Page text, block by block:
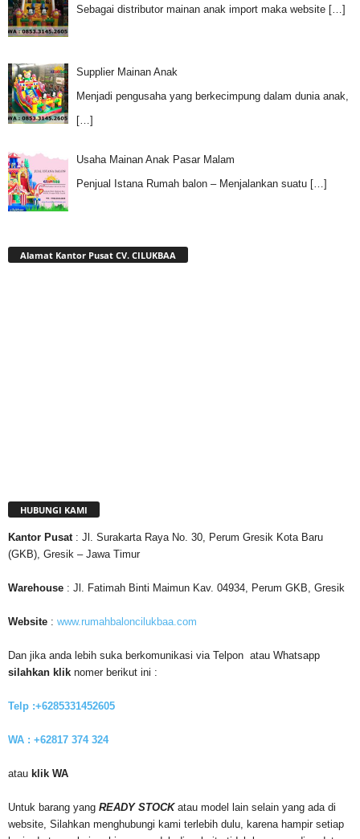
Sebagai distributor mainan anak import maka website […]
Supplier Mainan Anak
Menjadi pengusaha yang berkecimpung dalam dunia anak,
[…]
Usaha Mainan Anak Pasar Malam
Penjual Istana Rumah balon – Menjalankan suatu […]
Alamat Kantor Pusat CV. CILUKBAA
HUBUNGI KAMI
Kantor Pusat : Jl. Surakarta Raya No. 30, Perum Gresik Kota Baru
(GKB), Gresik – Jawa Timur
Warehouse : Jl. Fatimah Binti Maimun Kav. 04934, Perum GKB, Gresik
Website : www.rumahbaloncilukbaa.com
Dan jika anda lebih suka berkomunikasi via Telpon atau Whatsapp
silahkan klik nomer berikut ini :
Telp :+6285331452605
WA : +62817 374 324
atau klik WA
Untuk barang yang READY STOCKatau model lain selain yang ada di
website, Silahkan menghubungi kami terlebih dulu, karena hampir setiap